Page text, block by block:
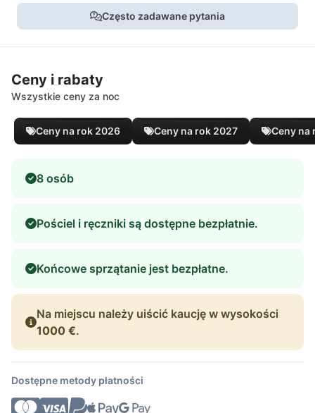
Często zadawane pytania
Ceny i rabaty
Wszystkie ceny za noc
Ceny na rok 2026 Ceny na rok 2027 Ceny na
8 osób
Pościel i ręczniki są dostępne bezpłatnie.
Końcowe sprzątanie jest bezpłatne.
Na miejscu należy uiścić kaucję w wysokości
1000 €.
Dostępne metody płatności